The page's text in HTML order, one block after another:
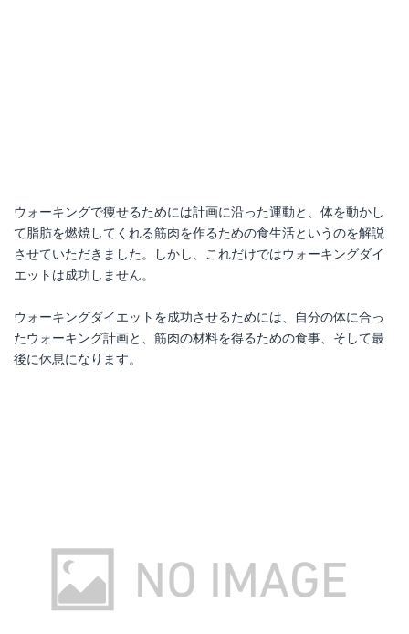
ウォーキングで痩せるためには計画に沿った運動と、体を動かし
て脂肪を燃焼してくれる筋肉を作るための食生活というのを解説
させていただきました。しかし、これだけではウォーキングダイ
エットは成功しません。
ウォーキングダイエットを成功させるためには、自分の体に合っ
たウォーキング計画と、筋肉の材料を得るための食事、そして最
後に休息になります。